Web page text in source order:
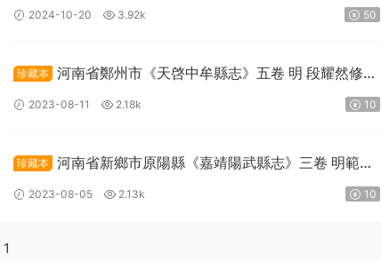
斌纂修PDF高清電子版下載
2024-10-20 3.92k 50
珍藏本
河南省鄭州市《天啓中牟縣志》五卷 明 段耀然修
張民表纂PDF高清電子版下載
2023-08-11 2.18k 10
珍藏本
河南省新鄉市原陽縣《嘉靖陽武縣志》三卷 明範箕
修 呂柟纂PDF高清電子版下載
2023-08-05 2.13k 10
1